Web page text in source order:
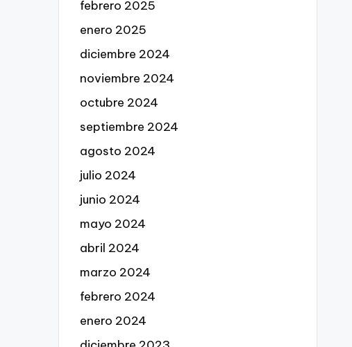
febrero 2025
enero 2025
diciembre 2024
noviembre 2024
octubre 2024
septiembre 2024
agosto 2024
julio 2024
junio 2024
mayo 2024
abril 2024
marzo 2024
febrero 2024
enero 2024